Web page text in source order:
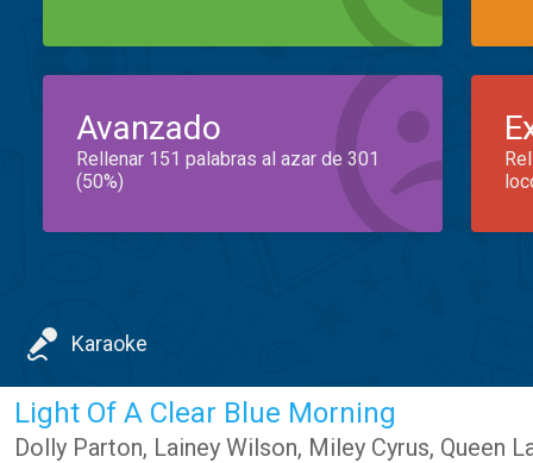
Avanzado
Rellenar 151 palabras al azar de 301
(50%)
Karaoke
Light Of A Clear Blue Morning
Dolly Parton, Lainey Wilson, Miley Cyrus, Queen